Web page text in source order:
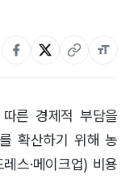
른 경제적 부담을
확산하기 위해 농
스·메이크업) 비용